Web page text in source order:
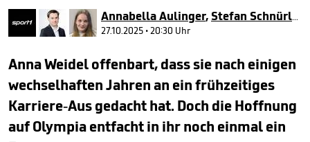
seconds
of
minute,
seconds
Annabella Aulinger,Stefan Schnürle
27.10.2025 • 20:30 Uhr
Anna Weidel offenbart, dass sie nach einigen
wechselhaften Jahren an ein frühzeitiges
Karriere-Aus gedacht hat. Doch die Hoffnung
auf Olympia entfacht in ihr noch einmal ein